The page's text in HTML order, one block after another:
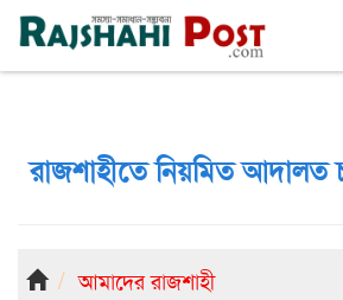
রাজশাহী সোমবার, ১০ই আগস্ট ২০২৬, ২৭শে শ্রাবণ
রাজশাহীতে নিয়মিত আদালত
আমাদের রাজশাহী